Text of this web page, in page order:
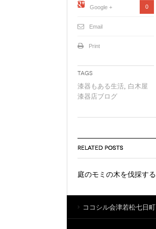
Google + 0
Email
Print
Tags
漆器もある生活, 白木屋
漆器店ブログ
RELATED POSTS
庭のモミの木を伐採する
ココシル会津若松七日町